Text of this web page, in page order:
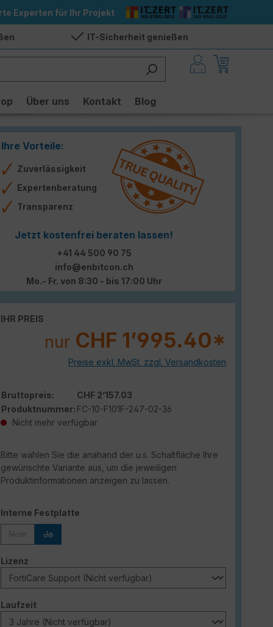
Experten für Ihr Projekt
IT-Sicherheit genießen
Über uns Kontakt Blog
Ihre Vorteile:
Zuverlässigkeit
Expertenberatung
Transparenz
Jetzt kostenfrei beraten lassen!
+41 44 500 90 75
info@enbitcon.ch
Mo.- Fr. von 8:30 - bis 17:00 Uhr
IHR PREIS
nur CHF 1’995.40*
Preise exkl. MwSt. zzgl. Versandkosten
Bruttopreis:
CHF 2’157.03
Produktnummer: FC-10-F101F-247-02-36
Nicht mehr verfügbar
Bitte wählen Sie die anahand der u.s. Schaltfläche Ihre
gewünschte Variante aus, um die jeweiligen
Produktinformationen anzeigen zu lassen.
Interne Festplatte
Ja
Lizenz
Laufzeitauswählen